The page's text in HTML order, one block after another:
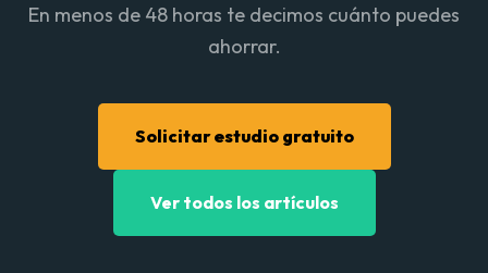
En menos de 48 horas te decimos cuánto puedes
ahorrar.
Solicitar estudio gratuito
Ver todos los artículos